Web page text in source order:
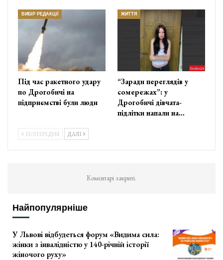
ВИБІР РЕДАКЦІЇ
Під час ракетного удару
по Дрогобичі на
підприємстві були люди
ЖИТТЯ
“Заради переглядів у
сомережах”: у
Дрогобичі дівчата-
підлітки напали на…
ПОПЕРЕДНЯ ДАЛІ
Коментарі закриті.
Найпопулярніше
У Львові відбудеться форум «Видима сила:
жінки з інвалідністю у 140-річній історії
жіночого руху»